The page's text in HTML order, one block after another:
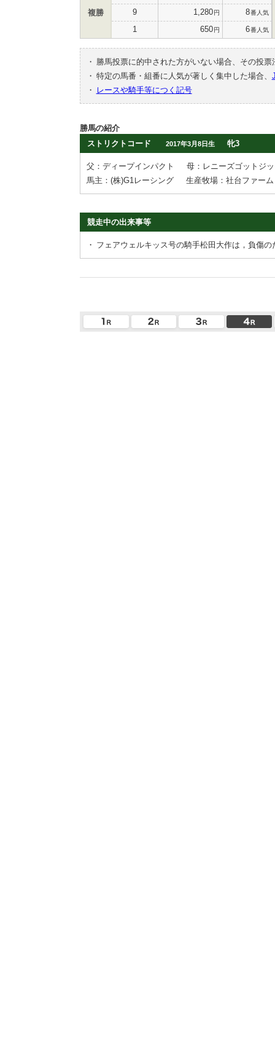
複勝 9 1,280円 8番人気
1 650円 6番人気
・
勝馬投票に的中された方がいない場合、その投
・ 特定の馬番・組番に人気が著しく集中した場合、
・
レースや騎手等につく記号
勝馬の紹介
ストリクトコード
2017年3月8日生 牝3
父：ディープインパクト
母：レニーズゴットジ
馬主：(株)G1レーシング
生産牧場：社台ファーム
競走中の出来事等
・ フェアウェルキッス号の騎手松田大作は，負傷